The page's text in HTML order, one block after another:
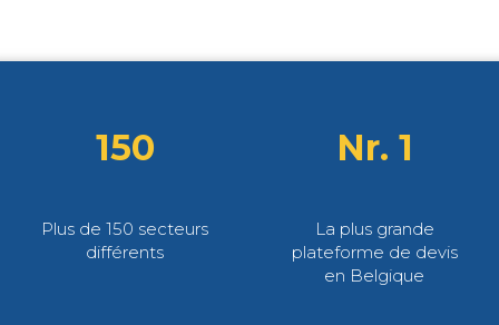
150
Plus de 150 secteurs
différents
Nr. 1
La plus grande
plateforme de devis
en Belgique